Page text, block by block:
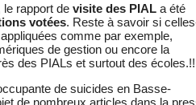
rapport de visite des PIAL a été
votées. Reste à savoir si
comme par exemple,
de gestion ou encore la
des PIALs et surtout des
de suicides en Basse-
de nombreux articles dans la